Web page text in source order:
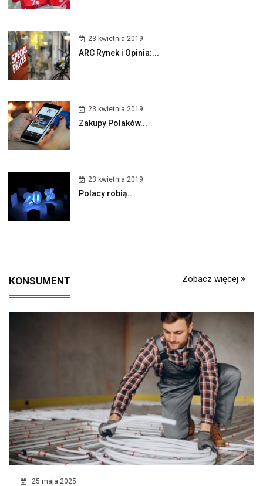
23 kwietnia 2019
ARC Rynek i Opinia:...
23 kwietnia 2019
Zakupy Polaków...
23 kwietnia 2019
Polacy robią...
KONSUMENT Zobacz więcej
25 maja 2025